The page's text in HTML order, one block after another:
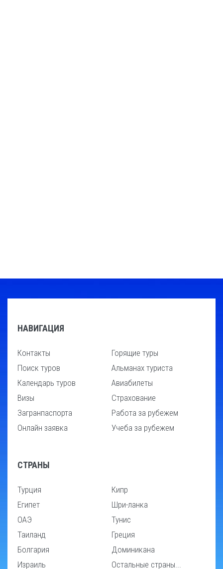
НАВИГАЦИЯ
Контакты
Поиск туров
Календарь туров
Визы
Загранпаспорта
Онлайн заявка
Горящие туры
Альманах туриста
Авиабилеты
Страхование
Работа за рубежем
Учеба за рубежем
СТРАНЫ
Турция
Египет
ОАЭ
Таиланд
Болгария
Израиль
Кипр
Шри-ланка
Тунис
Греция
Доминикана
Остальные страны...